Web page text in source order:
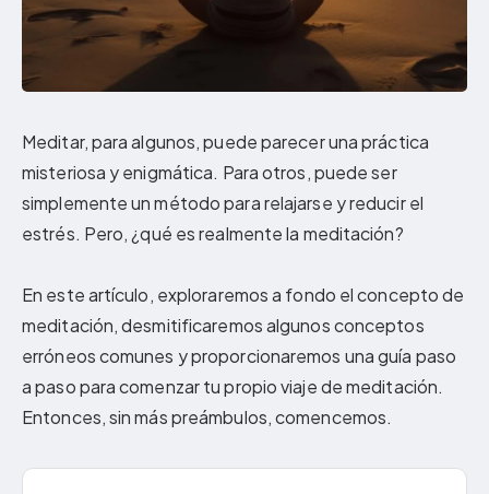
Meditar, para algunos, puede parecer una práctica
misteriosa y enigmática. Para otros, puede ser
simplemente un método para relajarse y reducir el
estrés. Pero, ¿qué es realmente la meditación?
En este artículo, exploraremos a fondo el concepto de
meditación, desmitificaremos algunos conceptos
erróneos comunes y proporcionaremos una guía paso
a paso para comenzar tu propio viaje de meditación.
Entonces, sin más preámbulos, comencemos.